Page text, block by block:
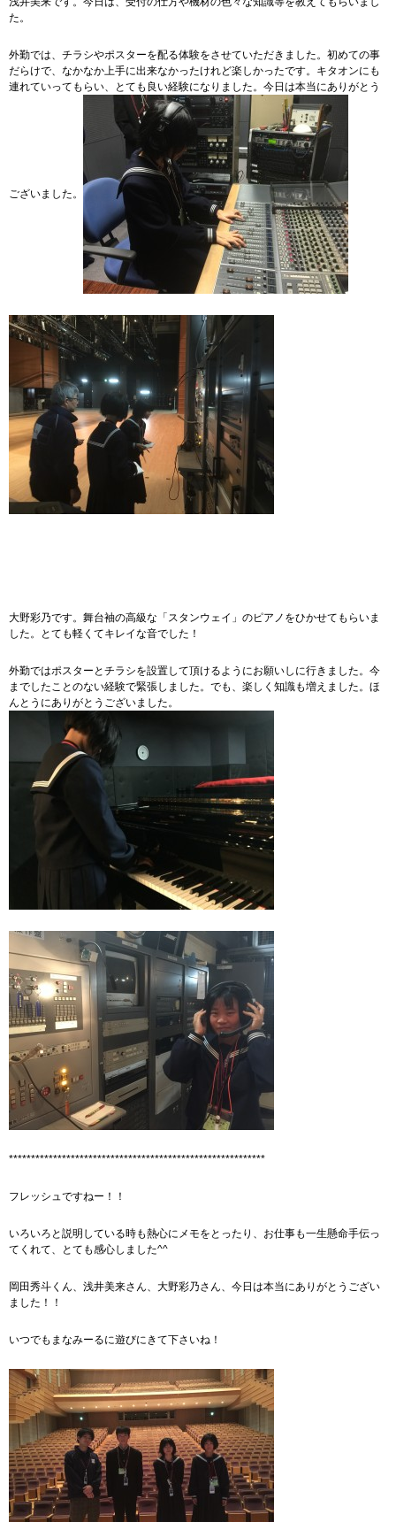
た。
外勤では、チラシやポスターを配る体験をさせていただきました。初めての事
だらけで、なかなか上手に出来なかったけれど楽しかったです。キタオンにも
連れていってもらい、とても良い経験になりました。今日は本当にありがとう
ございました。
大野彩乃です。舞台袖の高級な「スタンウェイ」のピアノをひかせてもらいま
した。とても軽くてキレイな音でした！
外勤ではポスターとチラシを設置して頂けるようにお願いしに行きました。今
までしたことのない経験で緊張しました。でも、楽しく知識も増えました。ほ
んとうにありがとうございました。
**********************************************************
フレッシュですねー！！
いろいろと説明している時も熱心にメモをとったり、お仕事も一生懸命手伝っ
てくれて、とても感心しました^^
岡田秀斗くん、浅井美来さん、大野彩乃さん、今日は本当にありがとうござい
ました！！
いつでもまなみーるに遊びにきて下さいね！